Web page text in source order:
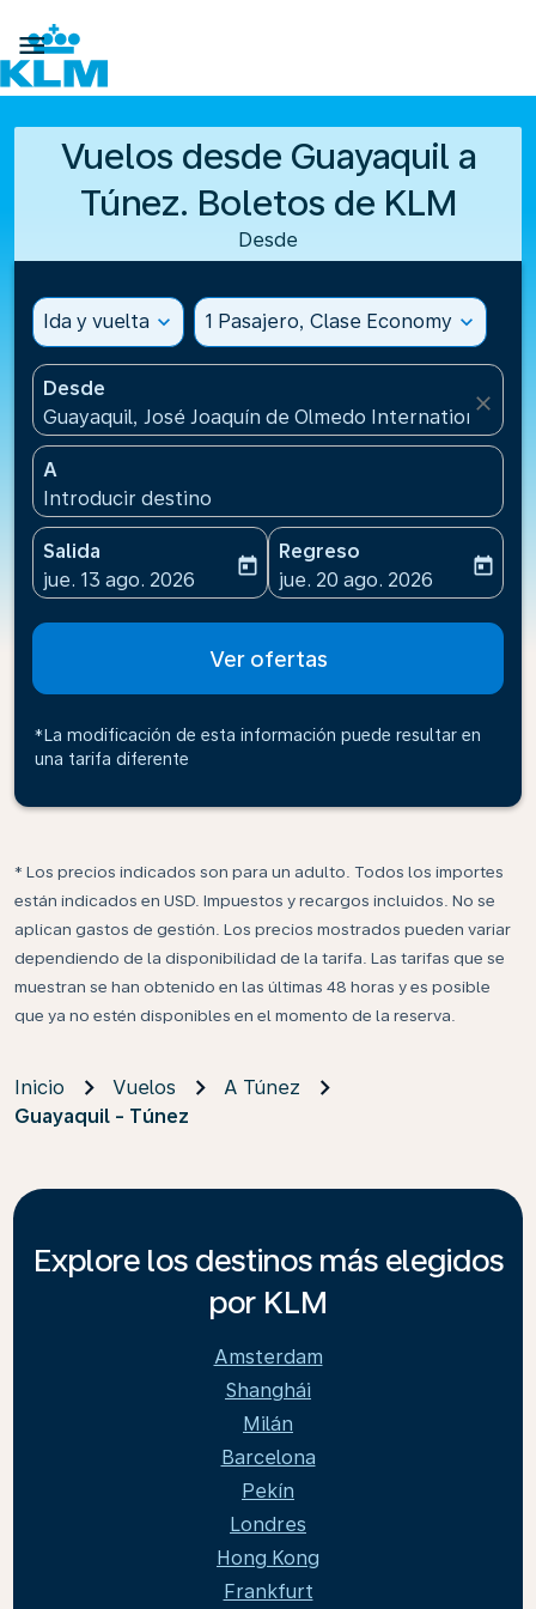

Vuelos desde Guayaquil a
Túnez. Boletos de KLM
Desde
Ida y vuelta expand_more 1 Pasajero, Clase Economy expand_more
Desde
Guayaquil, José Joaquín de Olmedo International
close
A
Introducir destino
Salida
fc-booking-departure-date-aria-label
jue. 13 ago. 2026
today
Regreso
fc-booking-return-date-
jue. 20 ago. 2026
today
Ver ofertas
*La modificación de esta información puede resultar en
una tarifa diferente
* Los precios indicados son para un adulto. Todos los importes
están indicados en USD. Impuestos y recargos incluidos. No se
aplican gastos de gestión. Los precios mostrados pueden variar
dependiendo de la disponibilidad de la tarifa. Las tarifas que se
muestran se han obtenido en las últimas 48 horas y es posible
que ya no estén disponibles en el momento de la reserva.
Inicio Vuelos
A Túnez
Guayaquil - Túnez
Explore los destinos más elegidos
por KLM
Amsterdam
Shanghái
Milán
Barcelona
Pekín
Londres
Hong Kong
Frankfurt